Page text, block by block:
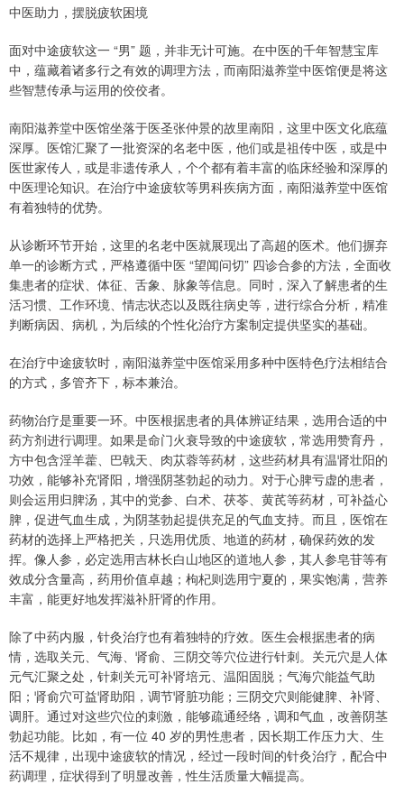
中医助力，摆脱疲软困境
面对中途疲软这一 “男” 题，并非无计可施。在中医的千年智慧宝库
中，蕴藏着诸多行之有效的调理方法，而南阳滋养堂中医馆便是将这
些智慧传承与运用的佼佼者。
南阳滋养堂中医馆坐落于医圣张仲景的故里南阳，这里中医文化底蕴
深厚。医馆汇聚了一批资深的名老中医，他们或是祖传中医，或是中
医世家传人，或是非遗传承人，个个都有着丰富的临床经验和深厚的
中医理论知识。在治疗中途疲软等男科疾病方面，南阳滋养堂中医馆
有着独特的优势。
从诊断环节开始，这里的名老中医就展现出了高超的医术。他们摒弃
单一的诊断方式，严格遵循中医 “望闻问切” 四诊合参的方法，全面收
集患者的症状、体征、舌象、脉象等信息。同时，深入了解患者的生
活习惯、工作环境、情志状态以及既往病史等，进行综合分析，精准
判断病因、病机，为后续的个性化治疗方案制定提供坚实的基础。
在治疗中途疲软时，南阳滋养堂中医馆采用多种中医特色疗法相结合
的方式，多管齐下，标本兼治。
药物治疗是重要一环。中医根据患者的具体辨证结果，选用合适的中
药方剂进行调理。如果是命门火衰导致的中途疲软，常选用赞育丹，
方中包含淫羊藿、巴戟天、肉苁蓉等药材，这些药材具有温肾壮阳的
功效，能够补充肾阳，增强阴茎勃起的动力。对于心脾亏虚的患者，
则会运用归脾汤，其中的党参、白术、茯苓、黄芪等药材，可补益心
脾，促进气血生成，为阴茎勃起提供充足的气血支持。而且，医馆在
药材的选择上严格把关，只选用优质、地道的药材，确保药效的发
挥。像人参，必定选用吉林长白山地区的道地人参，其人参皂苷等有
效成分含量高，药用价值卓越；枸杞则选用宁夏的，果实饱满，营养
丰富，能更好地发挥滋补肝肾的作用。
除了中药内服，针灸治疗也有着独特的疗效。医生会根据患者的病
情，选取关元、气海、肾俞、三阴交等穴位进行针刺。关元穴是人体
元气汇聚之处，针刺关元可补肾培元、温阳固脱；气海穴能益气助
阳；肾俞穴可益肾助阳，调节肾脏功能；三阴交穴则能健脾、补肾、
调肝。通过对这些穴位的刺激，能够疏通经络，调和气血，改善阴茎
勃起功能。比如，有一位 40 岁的男性患者，因长期工作压力大、生
活不规律，出现中途疲软的情况，经过一段时间的针灸治疗，配合中
药调理，症状得到了明显改善，性生活质量大幅提高。